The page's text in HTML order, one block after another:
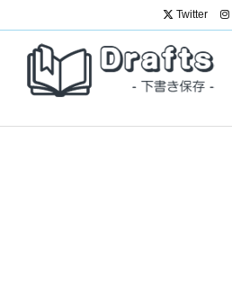
Twitter